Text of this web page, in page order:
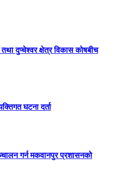
दुप्चेश्वर क्षेत्र विकास कोषबीच
घटना दर्ता
गर्न मकवानपुर प्रशासनको